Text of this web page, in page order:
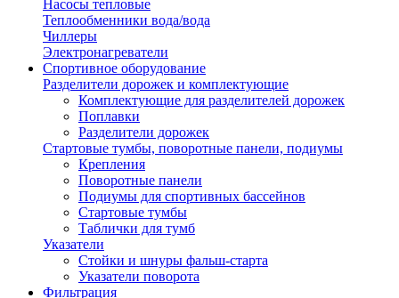
Насосы тепловые
Теплообменники вода/вода
Чиллеры
Электронагреватели
Спортивное оборудование
Разделители дорожек и комплектующие
Комплектующие для разделителей дорожек
Поплавки
Разделители дорожек
Стартовые тумбы, поворотные панели, подиумы
Крепления
Поворотные панели
Подиумы для спортивных бассейнов
Стартовые тумбы
Таблички для тумб
Указатели
Стойки и шнуры фальш-старта
Указатели поворота
Фильтрация